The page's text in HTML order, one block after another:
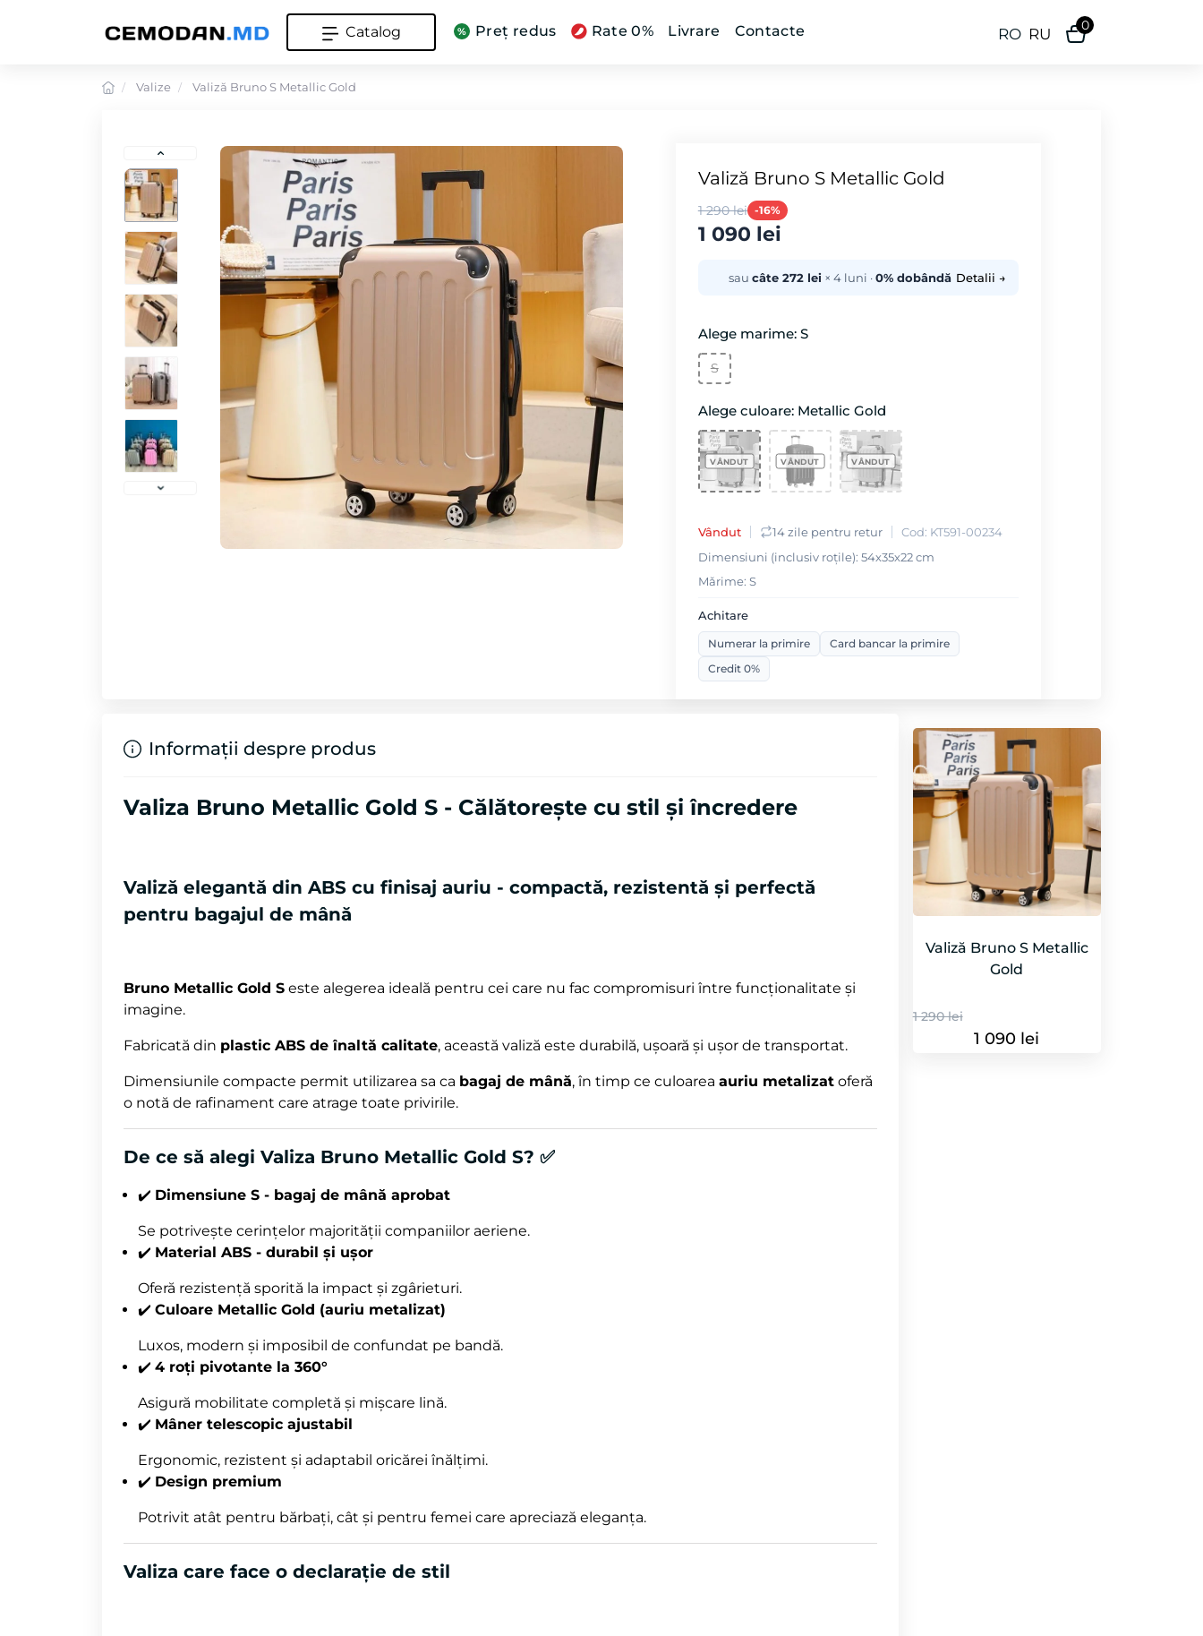
Catalog Preț redus Rate 0% Livrare Contacte RO RU 0
Valize Valiză Bruno S Metallic Gold
Valiză Bruno S Metallic Gold
1 290 lei -16%
1 090 lei
sau câte 272 lei × 4 luni ·0% dobândă Detalii →
Alege marime: S
S
Alege culoare: Metallic Gold
Vândut 14 zile pentru retur
Cod: KT591-00234
Dimensiuni (inclusiv roțile): 54х35х22 cm
Mǎrime: S
Achitare
Numerar la primire
Card bancar la primire
Credit 0%
Valiză Bruno S Metallic
Gold
1 290 lei
1 090 lei
Informații despre produs
Valiza Bruno Metallic Gold S - Călătorește cu stil și încredere
Valiză elegantă din ABS cu finisaj auriu - compactă, rezistentă și perfectă
pentru bagajul de mână
Bruno Metallic Gold S este alegerea ideală pentru cei care nu fac compromisuri între funcționalitate și
imagine.
Fabricată din plastic ABS de înaltă calitate, această valiză este durabilă, ușoară și ușor de transportat.
Dimensiunile compacte permit utilizarea sa ca bagaj de mână, în timp ce culoarea auriu metalizat oferă
o notă de rafinament care atrage toate privirile.
De ce să alegi Valiza Bruno Metallic Gold S? ✅
✔️ Dimensiune S - bagaj de mână aprobat
Se potrivește cerințelor majorității companiilor aeriene.
✔️ Material ABS - durabil și ușor
Oferă rezistență sporită la impact și zgârieturi.
✔️ Culoare Metallic Gold (auriu metalizat)
Luxos, modern și imposibil de confundat pe bandă.
✔️ 4 roți pivotante la 360°
Asigură mobilitate completă și mișcare lină.
✔️ Mâner telescopic ajustabil
Ergonomic, rezistent și adaptabil oricărei înălțimi.
✔️ Design premium
Potrivit atât pentru bărbați, cât și pentru femei care apreciază eleganța.
Valiza care face o declarație de stil